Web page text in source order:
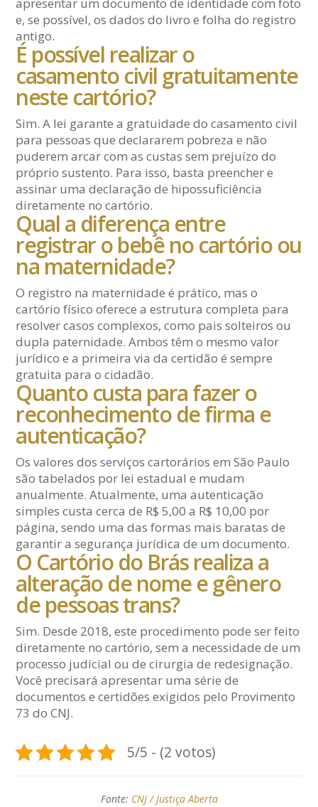
e, se possível, os dados do livro e folha do registro
antigo.
É possível realizar o
casamento civil gratuitamente
neste cartório?
Sim. A lei garante a gratuidade do casamento civil
para pessoas que declararem pobreza e não
puderem arcar com as custas sem prejuízo do
próprio sustento. Para isso, basta preencher e
assinar uma declaração de hipossuficiência
diretamente no cartório.
Qual a diferença entre
registrar o bebê no cartório ou
na maternidade?
O registro na maternidade é prático, mas o
cartório físico oferece a estrutura completa para
resolver casos complexos, como pais solteiros ou
dupla paternidade. Ambos têm o mesmo valor
jurídico e a primeira via da certidão é sempre
gratuita para o cidadão.
Quanto custa para fazer o
reconhecimento de firma e
autenticação?
Os valores dos serviços cartorários em São Paulo
são tabelados por lei estadual e mudam
anualmente. Atualmente, uma autenticação
simples custa cerca de R$ 5,00 a R$ 10,00 por
página, sendo uma das formas mais baratas de
garantir a segurança jurídica de um documento.
O Cartório do Brás realiza a
alteração de nome e gênero
de pessoas trans?
Sim. Desde 2018, este procedimento pode ser feito
diretamente no cartório, sem a necessidade de um
processo judicial ou de cirurgia de redesignação.
Você precisará apresentar uma série de
documentos e certidões exigidos pelo Provimento
73 do CNJ.
5/5 - (2 votos)
Fonte: CNJ / Justiça Aberta